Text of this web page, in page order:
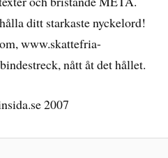
ditt starkaste nyckelord!
www.skattefria-
nått åt det hållet.
2007